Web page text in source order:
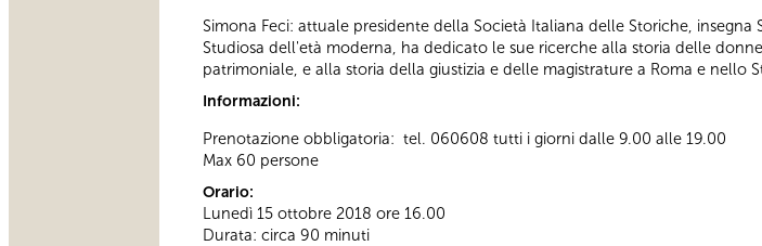
Simona Feci: attuale presidente della Società Italiana delle Storiche,
Studiosa dell'età moderna, ha dedicato le sue ricerche alla storia delle
patrimoniale, e alla storia della giustizia e delle magistrature a Roma e nello
Informazioni:
Prenotazione obbligatoria: tel. 060608 tutti i giorni dalle 9.00 alle 19.00
Max 60 persone
Orario:
Lunedì 15 ottobre 2018 ore 16.00
Durata: circa 90 minuti